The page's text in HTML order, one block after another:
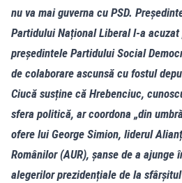
nu va mai guverna cu PSD.
Partidului Național Liberal l-a
președintele Partidului Social
de colaborare ascunsă cu fostul
Ciucă susține că Hrebenciuc,
sfera politică, ar coordona „din
ofere lui George Simion, liderul
Românilor (AUR), șanse de a ajunge
alegerilor prezidențiale de la